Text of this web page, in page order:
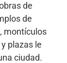
de
de
montículos
plazas le
ciudad.